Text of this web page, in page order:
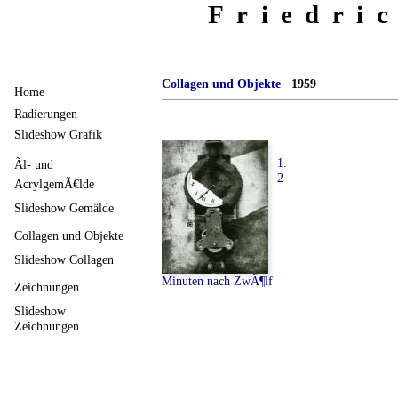
Collagen und Objekte 1959
1.
2
Minuten nach ZwÃ¶lf
Home
Radierungen
Slideshow Grafik
Ãl- und
AcrylgemÃ€lde
Slideshow Gemälde
Collagen und Objekte
Slideshow Collagen
Zeichnungen
Slideshow
Zeichnungen